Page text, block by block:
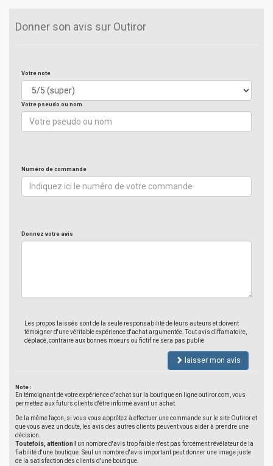
Donner son avis sur Outiror
Votre note
Votre pseudo ou nom
Numéro de commande
Donnez votre avis
Les propos laissés sont de la seule responsabilité de leurs auteurs et doivent
témoigner d'une véritable expérience d'achat argumentée. Tout avis diffamatoire,
déplacé, contraire aux bonnes moeurs ou fictif ne sera pas publié
laisser mon avis
Note :
En témoignant de votre expérience d'achat sur la boutique en ligne outiror.com, vous
permettez aux futurs clients d'être informé avant un achat.
De la même façon, si vous vous apprêtez à effectuer une commande sur le site Outiror et
que vous avez un doute, les avis des autres clients peuvent vous aider à prendre une
décision.
Toutefois, attention ! un nombre d'avis trop faible n'est pas forcément révélateur de la
fiabilité d'une boutique. Seul un nombre d'avis important peut donner une image juste
de la satisfaction des clients d'une boutique.